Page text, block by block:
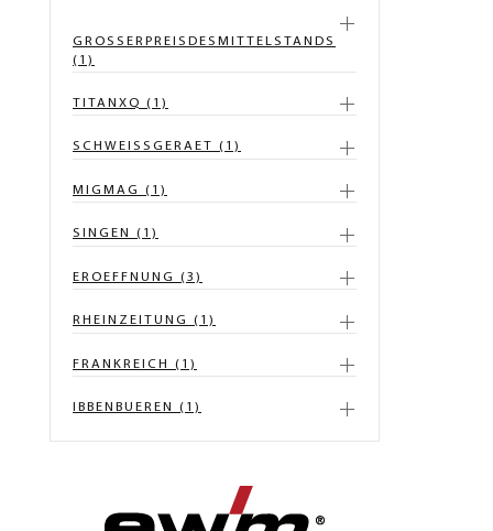
GROSSERPREISDESMITTELSTANDS
(1)
TITANXQ (1)
SCHWEISSGERAET (1)
MIGMAG (1)
SINGEN (1)
EROEFFNUNG (3)
RHEINZEITUNG (1)
FRANKREICH (1)
IBBENBUEREN (1)